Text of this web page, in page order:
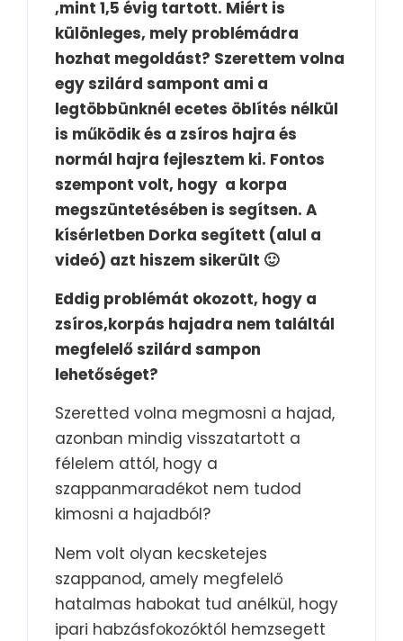
,mint 1,5 évig tartott. Miért is
különleges, mely problémádra
hozhat megoldást? Szerettem volna
egy szilárd sampont ami a
legtöbbünknél ecetes öblítés nélkül
is működik és a zsíros hajra és
normál hajra fejlesztem ki. Fontos
szempont volt, hogy a korpa
megszüntetésében is segítsen. A
kísérletben Dorka segített (alul a
videó) azt hiszem sikerült 🙂
Eddig problémát okozott, hogy a
zsíros,korpás hajadra nem találtál
megfelelő szilárd sampon
lehetőséget?
Szeretted volna megmosni a hajad,
azonban mindig visszatartott a
félelem attól, hogy a
szappanmaradékot nem tudod
kimosni a hajadból?
Nem volt olyan kecsketejes
szappanod, amely megfelelő
hatalmas habokat tud anélkül, hogy
ipari habzásfokozóktól hemzsegett